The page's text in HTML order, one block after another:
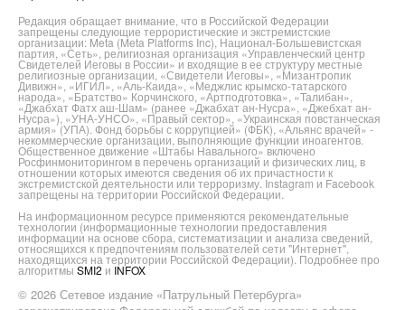
Редакция обращает внимание, что в Российской Федерации
запрещены следующие террористические и экстремистские
организации: Meta (Meta Platforms Inc), Национал-Большевистская
партия, «Сеть», религиозная организация «Управленческий центр
Свидетелей Иеговы в России» и входящие в ее структуру местные
религиозные организации, «Свидетели Иеговы», «Мизантропик
Дивижн», «ИГИЛ», «Аль-Каида», «Меджлис крымско-татарского
народа», «Братство» Корчинского, «Артподготовка», «Талибан»,
«Джабхат Фатх аш-Шам» (ранее «Джабхат ан-Нусра», «Джебхат ан-
Нусра»), «УНА-УНСО», «Правый сектор», «Украинская повстанческая
армия» (УПА). Фонд борьбы с коррупцией» (ФБК), «Альянс врачей» -
некоммерческие организации, выполняющие функции иноагентов.
Общественное движение «Штабы Навального» включено
Росфинмониторингом в перечень организаций и физических лиц, в
отношении которых имеются сведения об их причастности к
экстремистской деятельности или терроризму. Instagram и Facebook
запрещены на территории Российской Федерации.
На информационном ресурсе применяются рекомендательные
технологии (информационные технологии предоставления
информации на основе сбора, систематизации и анализа сведений,
относящихся к предпочтениям пользователей сети "Интернет",
находящихся на территории Российской Федерации). Подробнее про
алгоритмы SMI2 и INFOX
© 2026 Сетевое издание «Патрульный Петербурга»